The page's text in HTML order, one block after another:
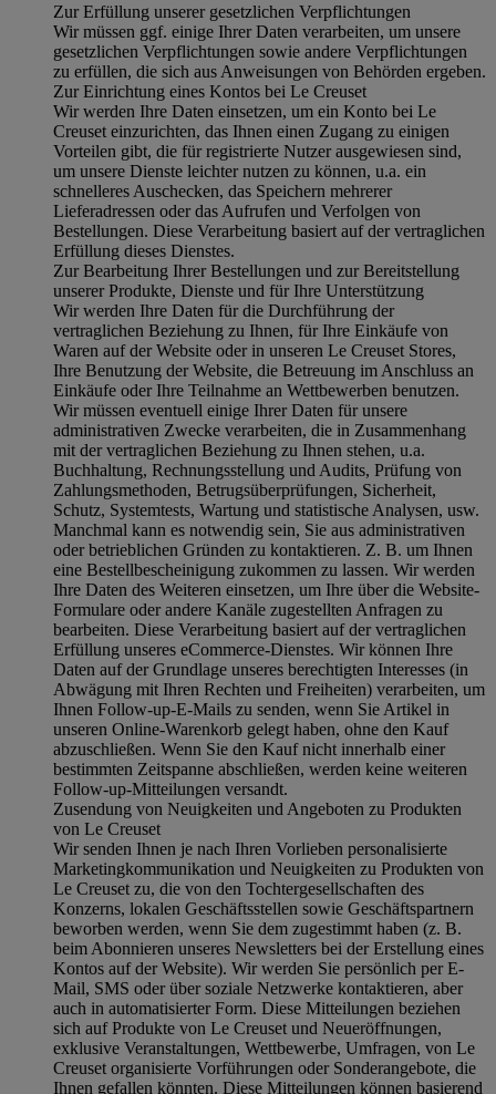
Zur Erfüllung unserer gesetzlichen Verpflichtungen
Wir müssen ggf. einige Ihrer Daten verarbeiten, um unsere
gesetzlichen Verpflichtungen sowie andere Verpflichtungen
zu erfüllen, die sich aus Anweisungen von Behörden ergeben.
Zur Einrichtung eines Kontos bei Le Creuset
Wir werden Ihre Daten einsetzen, um ein Konto bei Le
Creuset einzurichten, das Ihnen einen Zugang zu einigen
Vorteilen gibt, die für registrierte Nutzer ausgewiesen sind,
um unsere Dienste leichter nutzen zu können, u.a. ein
schnelleres Auschecken, das Speichern mehrerer
Lieferadressen oder das Aufrufen und Verfolgen von
Bestellungen. Diese Verarbeitung basiert auf der vertraglichen
Erfüllung dieses Dienstes.
Zur Bearbeitung Ihrer Bestellungen und zur Bereitstellung
unserer Produkte, Dienste und für Ihre Unterstützung
Wir werden Ihre Daten für die Durchführung der
vertraglichen Beziehung zu Ihnen, für Ihre Einkäufe von
Waren auf der Website oder in unseren Le Creuset Stores,
Ihre Benutzung der Website, die Betreuung im Anschluss an
Einkäufe oder Ihre Teilnahme an Wettbewerben benutzen.
Wir müssen eventuell einige Ihrer Daten für unsere
administrativen Zwecke verarbeiten, die in Zusammenhang
mit der vertraglichen Beziehung zu Ihnen stehen, u.a.
Buchhaltung, Rechnungsstellung und Audits, Prüfung von
Zahlungsmethoden, Betrugsüberprüfungen, Sicherheit,
Schutz, Systemtests, Wartung und statistische Analysen, usw.
Manchmal kann es notwendig sein, Sie aus administrativen
oder betrieblichen Gründen zu kontaktieren. Z. B. um Ihnen
eine Bestellbescheinigung zukommen zu lassen. Wir werden
Ihre Daten des Weiteren einsetzen, um Ihre über die Website-
Formulare oder andere Kanäle zugestellten Anfragen zu
bearbeiten. Diese Verarbeitung basiert auf der vertraglichen
Erfüllung unseres eCommerce-Dienstes. Wir können Ihre
Daten auf der Grundlage unseres berechtigten Interesses (in
Abwägung mit Ihren Rechten und Freiheiten) verarbeiten, um
Ihnen Follow-up-E-Mails zu senden, wenn Sie Artikel in
unseren Online-Warenkorb gelegt haben, ohne den Kauf
abzuschließen. Wenn Sie den Kauf nicht innerhalb einer
bestimmten Zeitspanne abschließen, werden keine weiteren
Follow-up-Mitteilungen versandt.
Zusendung von Neuigkeiten und Angeboten zu Produkten
von Le Creuset
Wir senden Ihnen je nach Ihren Vorlieben personalisierte
Marketingkommunikation und Neuigkeiten zu Produkten von
Le Creuset zu, die von den Tochtergesellschaften des
Konzerns, lokalen Geschäftsstellen sowie Geschäftspartnern
beworben werden, wenn Sie dem zugestimmt haben (z. B.
beim Abonnieren unseres Newsletters bei der Erstellung eines
Kontos auf der Website). Wir werden Sie persönlich per E-
Mail, SMS oder über soziale Netzwerke kontaktieren, aber
auch in automatisierter Form. Diese Mitteilungen beziehen
sich auf Produkte von Le Creuset und Neueröffnungen,
exklusive Veranstaltungen, Wettbewerbe, Umfragen, von Le
Creuset organisierte Vorführungen oder Sonderangebote, die
Ihnen gefallen könnten. Diese Mitteilungen können basierend